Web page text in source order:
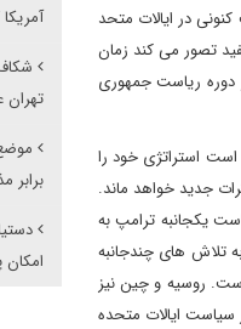
در ایالات متحد
تصور می کند زمان
دوره ریاست جمهوری
است استراتژی خود را
جدید خواهد ماند.
یکجانبه ترامپ به
تلاش های چندجانبه
روسیه و چین نیز
سیاست ایالات متحده
برابر